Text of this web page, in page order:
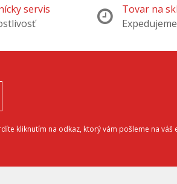
servis
Tovar na
kliknutím na odkaz, ktorý vám pošleme na váš